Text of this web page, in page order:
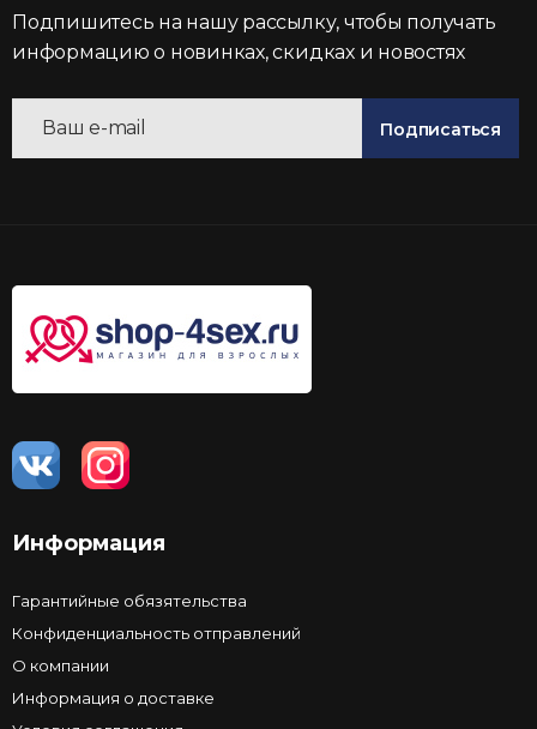
Подпишитесь на нашу рассылку, чтобы получать
информацию о новинках, скидках и новостях
Подписаться
Информация
Гарантийные обязятельства
Конфиденциальность отправлений
О компании
Информация о доставке